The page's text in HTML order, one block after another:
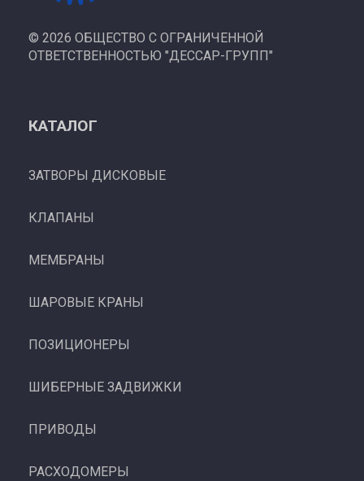
© 2026 ОБЩЕСТВО С ОГРАНИЧЕННОЙ
ОТВЕТСТВЕННОСТЬЮ "ДЕССАР-ГРУПП"
КАТАЛОГ
ЗАТВОРЫ ДИСКОВЫЕ
КЛАПАНЫ
МЕМБРАНЫ
ШАРОВЫЕ КРАНЫ
ПОЗИЦИОНЕРЫ
ШИБЕРНЫЕ ЗАДВИЖКИ
ПРИВОДЫ
РАСХОДОМЕРЫ